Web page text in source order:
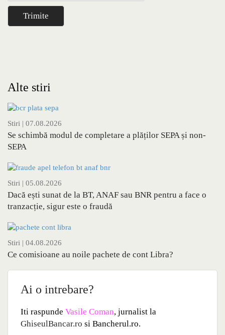
Alte stiri
Stiri | 07.08.2026
Se schimbă modul de completare a plăților SEPA și non-
SEPA
Stiri | 05.08.2026
Dacă ești sunat de la BT, ANAF sau BNR pentru a face o
tranzacție, sigur este o fraudă
Stiri | 04.08.2026
Ce comisioane au noile pachete de cont Libra?
Ai o intrebare?
Iti raspunde Vasile Coman, jurnalist la
GhiseulBancar.ro si Bancherul.ro.